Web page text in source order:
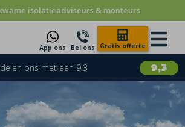
isolatieadviseurs & monteurs
App ons Bel ons Gratis offerte
9,3
ons met een 9.3